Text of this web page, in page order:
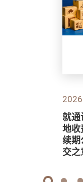
就
地收
续期
交